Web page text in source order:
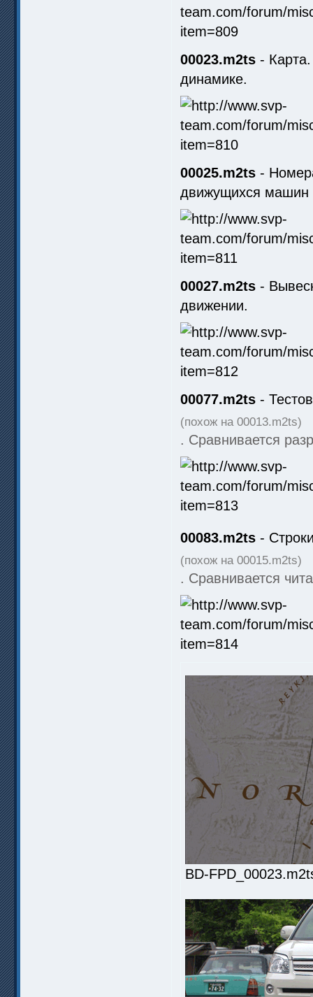
00023.m2ts -
динамике.
00025.m2ts -
движущихся машин
00027.m2ts -
движении.
00077.m2ts -
(похож на 00013.m2ts)
. Сравнивается
00083.m2ts -
(похож на 00015.m2ts)
. Сравнивается
BD-